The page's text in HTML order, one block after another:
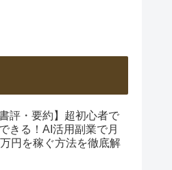
書評・要約】超初心者で
きる！AI活用副業で月
円を稼ぐ方法を徹底解